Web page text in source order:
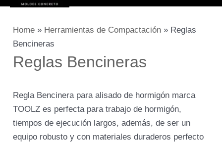
Home » Herramientas de Compactación » Reglas
Bencineras
Reglas Bencineras
Regla Bencinera para alisado de hormigón marca
TOOLZ es perfecta para trabajo de hormigón,
tiempos de ejecución largos, además, de ser un
equipo robusto y con materiales duraderos perfecto